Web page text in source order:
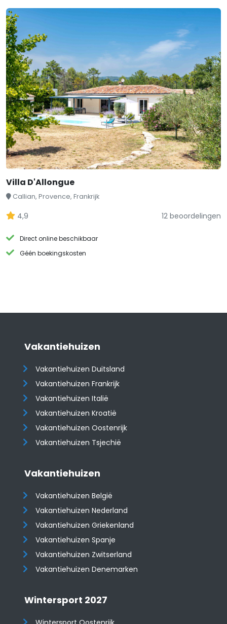
Villa D'Allongue
Callian, Provence, Frankrijk
4,9 12 beoordelingen
Direct online beschikbaar
Géén boekingskosten
Vakantiehuizen
Vakantiehuizen Duitsland
Vakantiehuizen Frankrijk
Vakantiehuizen Italië
Vakantiehuizen Kroatië
​​​​​​​Vakantiehuizen Oostenrijk
Vakantiehuizen Tsjechië
Vakantiehuizen
Vakantiehuizen België
Vakantiehuizen Nederland
Vakantiehuizen Griekenland
Vakantiehuizen Spanje
​​​​​​​Vakantiehuizen Zwitserland
Vakantiehuizen Denemarken
Wintersport 2027